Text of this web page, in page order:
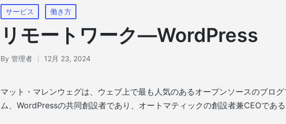
Posted
in
サービス 働き方
リモートワーク―WordPress
Posted
By 管理者 12月 23, 2024
マット・マレンウェグは、ウェブ上で最も人気のあるオープンソースのブロ
ム、WordPressの共同創設者であり、オートマティックの創設者兼CEOである